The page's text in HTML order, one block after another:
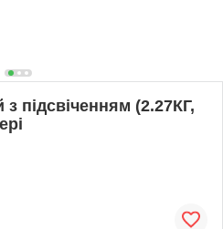
з підсвіченням (2.27КГ,